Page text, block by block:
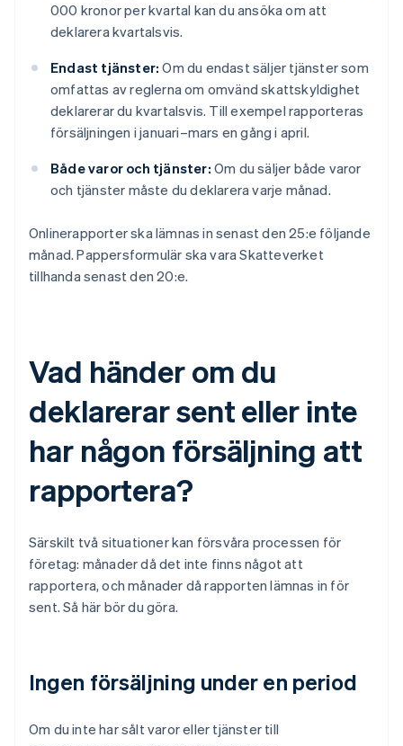
000 kronor per kvartal kan du ansöka om att
deklarera kvartalsvis.
Endast tjänster: Om du endast säljer tjänster som
omfattas av reglerna om omvänd skattskyldighet
deklarerar du kvartalsvis. Till exempel rapporteras
försäljningen i januari–mars en gång i april.
Både varor och tjänster: Om du säljer både varor
och tjänster måste du deklarera varje månad.
Onlinerapporter ska lämnas in senast den 25:e följande
månad. Pappersformulär ska vara Skatteverket
tillhanda senast den 20:e.
Vad händer om du
deklarerar sent eller inte
har någon försäljning att
rapportera?
Särskilt två situationer kan försvåra processen för
företag: månader då det inte finns något att
rapportera, och månader då rapporten lämnas in för
sent. Så här bör du göra.
Ingen försäljning under en period
Om du inte har sålt varor eller tjänster till